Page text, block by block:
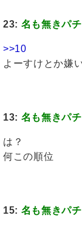
23: 名も無きパ
>>10
よーすけとか嫌
13: 名も無きパ
は？
何この順位
15: 名も無きパ